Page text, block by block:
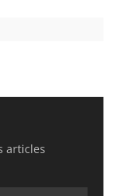
articles